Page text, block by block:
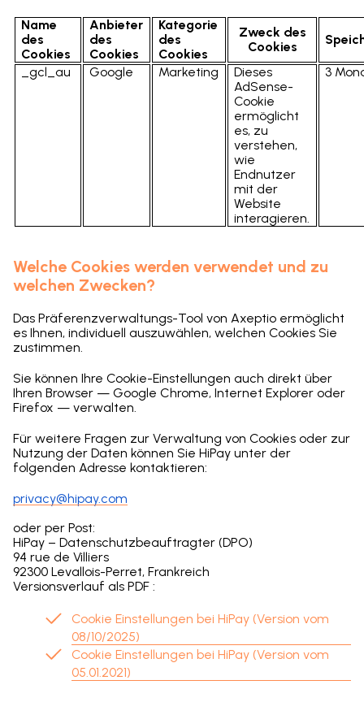
Name
des
Cookies
Anbieter
des
Cookies
Kategorie
des
Cookies
Zweck des
Cookies
_gcl_au Google Marketing
Dieses
AdSense-
Cookie
ermöglicht
es, zu
verstehen,
wie
Endnutzer
mit der
Website
interagieren.
3
Welche Cookies werden verwendet und zu
welchen Zwecken?
Das Präferenzverwaltungs-Tool von Axeptio ermöglicht
es Ihnen, individuell auszuwählen, welchen Cookies Sie
zustimmen.
Sie können Ihre Cookie-Einstellungen auch direkt über
Ihren Browser — Google Chrome, Internet Explorer oder
Firefox — verwalten.
Für weitere Fragen zur Verwaltung von Cookies oder zur
Nutzung der Daten können Sie HiPay unter der
folgenden Adresse kontaktieren:
privacy@hipay.com
oder per Post:
HiPay – Datenschutzbeauftragter (DPO)
94 rue de Villiers
92300 Levallois-Perret, Frankreich
Versionsverlauf als PDF :
Cookie Einstellungen bei HiPay (Version vom
08/10/2025)
Cookie Einstellungen bei HiPay (Version vom
05.01.2021)